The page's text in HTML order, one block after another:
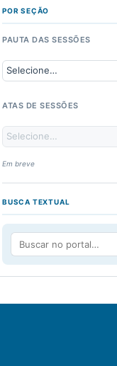
POR SEÇÃO
PAUTA DAS SESSÕES
ATAS DE SESSÕES
Em breve
BUSCA TEXTUAL